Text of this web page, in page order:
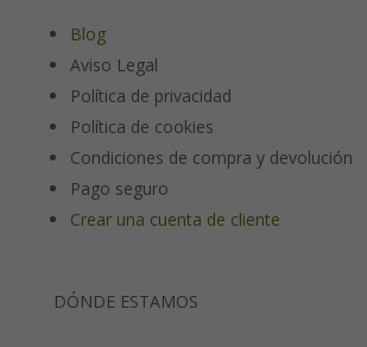
Blog
Aviso Legal
Política de privacidad
Política de cookies
Condiciones de compra y devolución
Pago seguro
Crear una cuenta de cliente
DÓNDE ESTAMOS